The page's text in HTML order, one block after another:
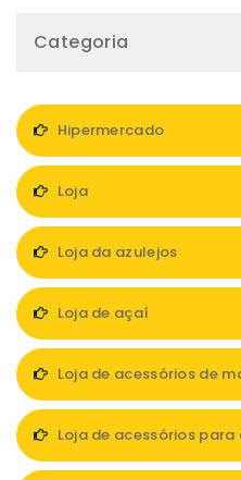
Categoria
Hipermercado
Loja
Loja da azulejos
Loja de açaí
Loja de acessórios de
Loja de acessórios